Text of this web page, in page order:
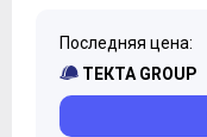
Последняя цена:
ТЕКТА GROUP